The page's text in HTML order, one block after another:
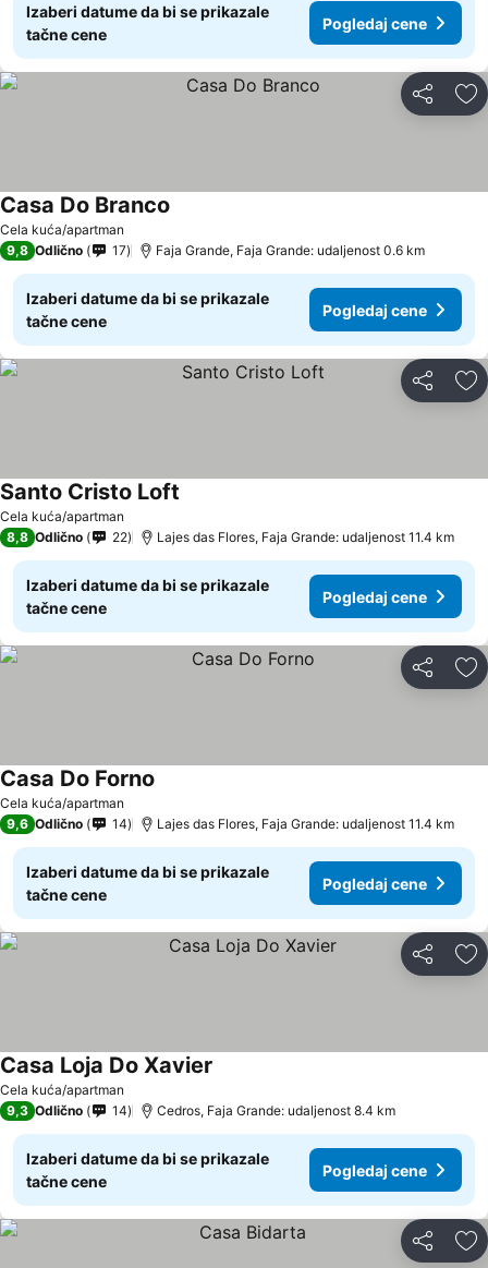
Izaberi datume da bi se prikazale
tačne cene
Pogledaj cene
Deli
Cela kuća/apartman
Casa Do Branco
9,8 Odlično 17 Faja Grande, Faja Grande: udaljenost 0.6 km
Izaberi datume da bi se prikazale
tačne cene
Pogledaj cene
Deli
Cela kuća/apartman
Santo Cristo Loft
8,8 Odlično 22 Lajes das Flores, Faja Grande: udaljenost 11.4 km
Izaberi datume da bi se prikazale
tačne cene
Pogledaj cene
Deli
Cela kuća/apartman
Casa Do Forno
9,6 Odlično 14 Lajes das Flores, Faja Grande: udaljenost 11.4 km
Izaberi datume da bi se prikazale
tačne cene
Pogledaj cene
Deli
Cela kuća/apartman
Casa Loja Do Xavier
9,3 Odlično 14 Cedros, Faja Grande: udaljenost 8.4 km
Izaberi datume da bi se prikazale
tačne cene
Pogledaj cene
Deli